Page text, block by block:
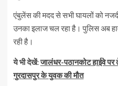
एंबुलेंस की मदद से सभी घायलों को
उनका इलाज चल रहा है। पुलिस अब
रही है।
ये भी देखें:जालंधर-पठानकोट हाईवे पर
गुरदासपुर के युवक की मौत